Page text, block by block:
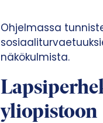
Ohjelmassa
näkökulmista.
yliopistoon